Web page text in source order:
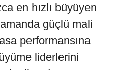
en hızlı büyüyen
güçlü mali
performansına
liderlerini